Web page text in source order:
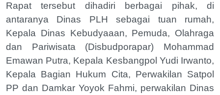
Rapat tersebut dihadiri berbagai pihak, di
antaranya Dinas PLH sebagai tuan rumah,
Kepala Dinas Kebudyaaan, Pemuda, Olahraga
dan Pariwisata (Disbudporapar) Mohammad
Emawan Putra, Kepala Kesbangpol Yudi Irwanto,
Kepala Bagian Hukum Cita, Perwakilan Satpol
PP dan Damkar Yoyok Fahmi, perwakilan Dinas